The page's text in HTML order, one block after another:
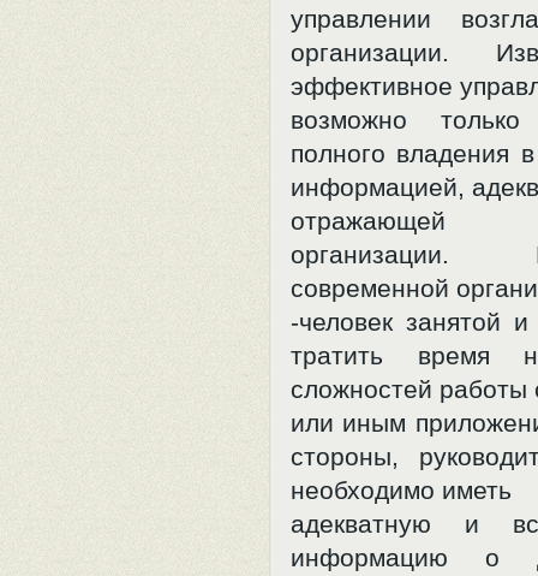
управлении
организации.
эффективное
возможно
полного владения
информацией,
отражающей
организации.
современной
-человек занятой
тратить время
сложностей работы
или иным
стороны,
необходимо иметь
адекватную и
информацию о